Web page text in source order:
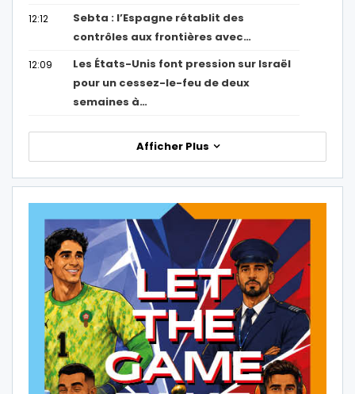
12:12
Sebta : l’Espagne rétablit des
contrôles aux frontières avec…
12:09
Les États-Unis font pression sur Israël
pour un cessez-le-feu de deux
semaines à…
Afficher Plus